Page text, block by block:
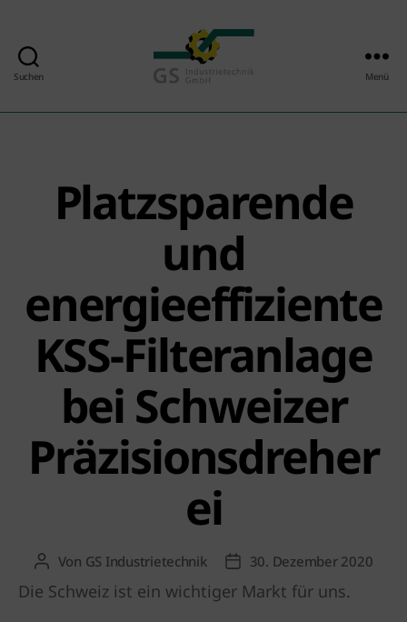
Suchen
Industrietechnik
Menü
Platzsparende
und
energieeffiziente
KSS-Filteranlage
bei Schweizer
Präzisionsdreher
ei
Beitragsautor
Von GS Industrietechnik Beitragsdatum
30. Dezember 2020
Die Schweiz ist ein wichtiger Markt für uns.